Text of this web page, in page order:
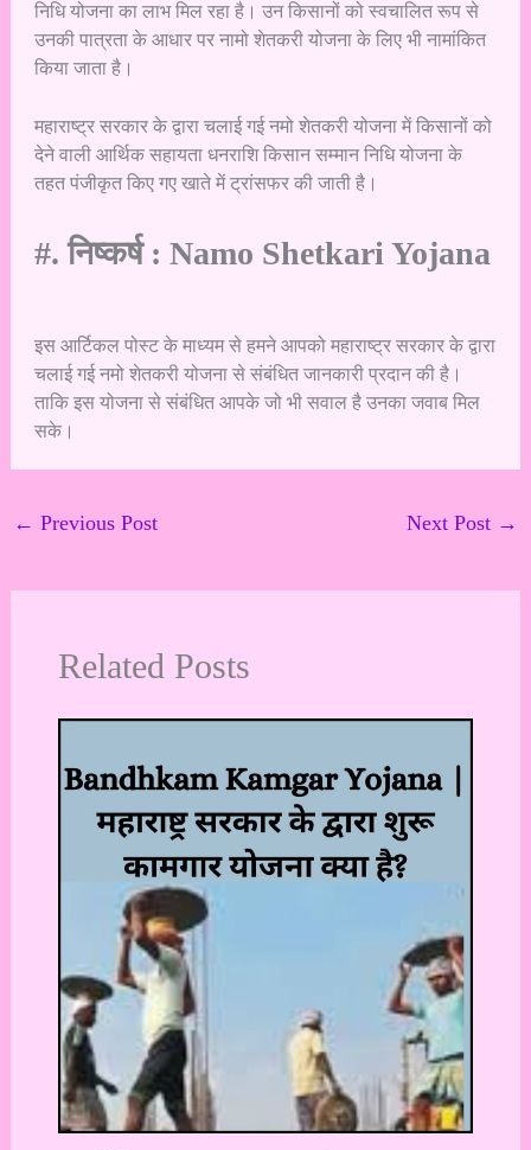
निधि योजना का लाभ मिल रहा है। उन किसानों को स्वचालित रूप से
उनकी पात्रता के आधार पर नामो शेतकरी योजना के लिए भी नामांकित
किया जाता है।
महाराष्ट्र सरकार के द्वारा चलाई गई नमो शेतकरी योजना में किसानों को
देने वाली आर्थिक सहायता धनराशि किसान सम्मान निधि योजना के
तहत पंजीकृत किए गए खाते में ट्रांसफर की जाती है।
#. निष्कर्ष : Namo Shetkari Yojana
इस आर्टिकल पोस्ट के माध्यम से हमने आपको महाराष्ट्र सरकार के द्वारा
चलाई गई नमो शेतकरी योजना से संबंधित जानकारी प्रदान की है।
ताकि इस योजना से संबंधित आपके जो भी सवाल है उनका जवाब मिल
सके।
← Previous Post Next Post →
Related Posts